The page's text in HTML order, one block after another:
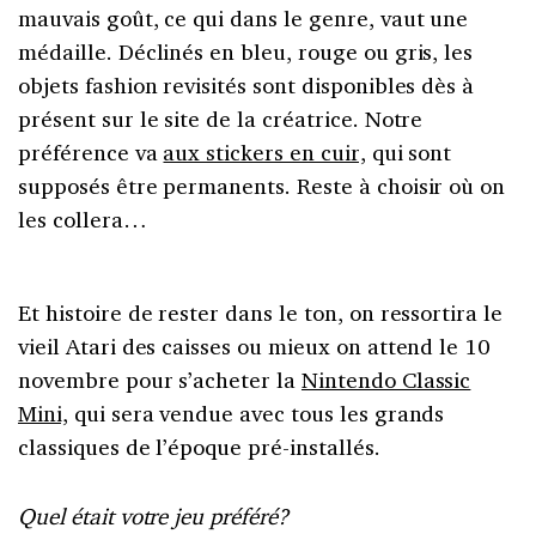
mauvais goût, ce qui dans le genre, vaut une
médaille. Déclinés en bleu, rouge ou gris, les
objets fashion revisités sont disponibles dès à
présent sur le site de la créatrice. Notre
préférence va aux stickers en cuir, qui sont
supposés être permanents. Reste à choisir où on
les collera…
Et histoire de rester dans le ton, on ressortira le
vieil Atari des caisses ou mieux on attend le 10
novembre pour s’acheter la Nintendo Classic
Mini, qui sera vendue avec tous les grands
classiques de l’époque pré-installés.
Quel était votre jeu préféré?